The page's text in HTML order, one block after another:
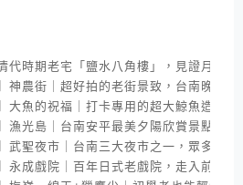
代時期老宅「鹽水八角樓」，見證月津
神農街｜超好拍的老街景致，台南晚上景
大魚的祝福｜打卡專用的超大鯨魚造景
漁光島｜台南安平最美夕陽欣賞景點，
武聖夜市｜台南三大夜市之一，眾多美
永成戲院｜百年日式老戲院，走入前塵